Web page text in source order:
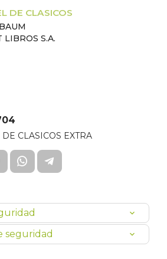
DE CLASICOS
LIBROS S.A.
CLASICOS EXTRA
seguridad